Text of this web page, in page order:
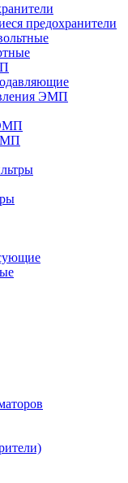
предохранители
ЭМП